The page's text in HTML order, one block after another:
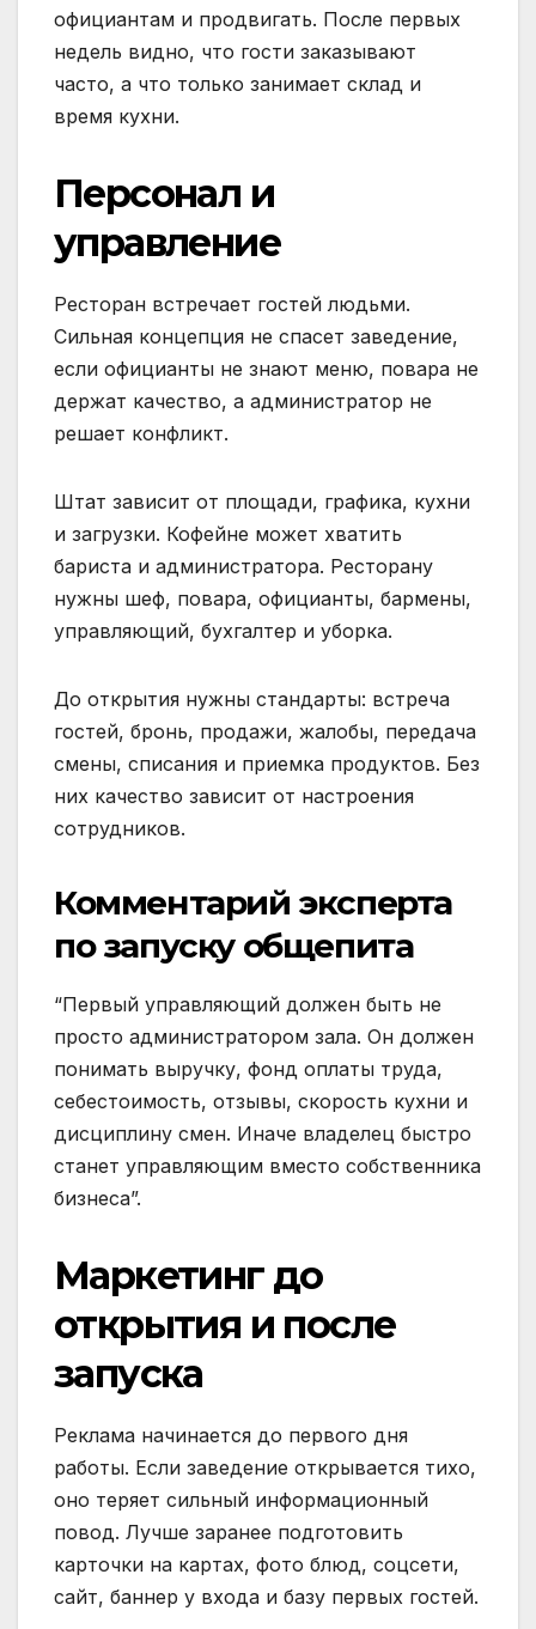
официантам и продвигать. После первых
недель видно, что гости заказывают
часто, а что только занимает склад и
время кухни.
Персонал и
управление
Ресторан встречает гостей людьми.
Сильная концепция не спасет заведение,
если официанты не знают меню, повара не
держат качество, а администратор не
решает конфликт.
Штат зависит от площади, графика, кухни
и загрузки. Кофейне может хватить
бариста и администратора. Ресторану
нужны шеф, повара, официанты, бармены,
управляющий, бухгалтер и уборка.
До открытия нужны стандарты: встреча
гостей, бронь, продажи, жалобы, передача
смены, списания и приемка продуктов. Без
них качество зависит от настроения
сотрудников.
Комментарий эксперта
по запуску общепита
“Первый управляющий должен быть не
просто администратором зала. Он должен
понимать выручку, фонд оплаты труда,
себестоимость, отзывы, скорость кухни и
дисциплину смен. Иначе владелец быстро
станет управляющим вместо собственника
бизнеса”.
Маркетинг до
открытия и после
запуска
Реклама начинается до первого дня
работы. Если заведение открывается тихо,
оно теряет сильный информационный
повод. Лучше заранее подготовить
карточки на картах, фото блюд, соцсети,
сайт, баннер у входа и базу первых гостей.